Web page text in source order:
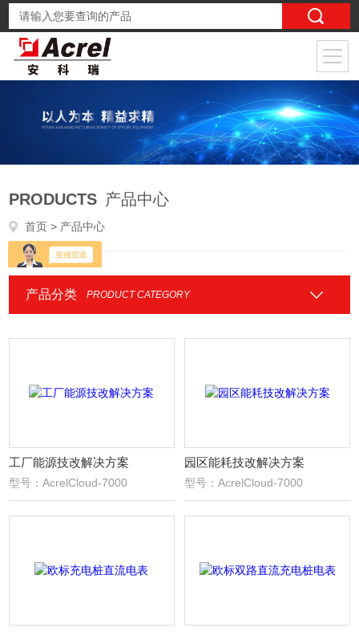
PRODUCTS 产品中心
首页 > 产品中心
产品分类 PRODUCT CATEGORY
工厂能源技改解决方案
型号：AcrelCloud-7000
园区能耗技改解决方案
型号：AcrelCloud-7000